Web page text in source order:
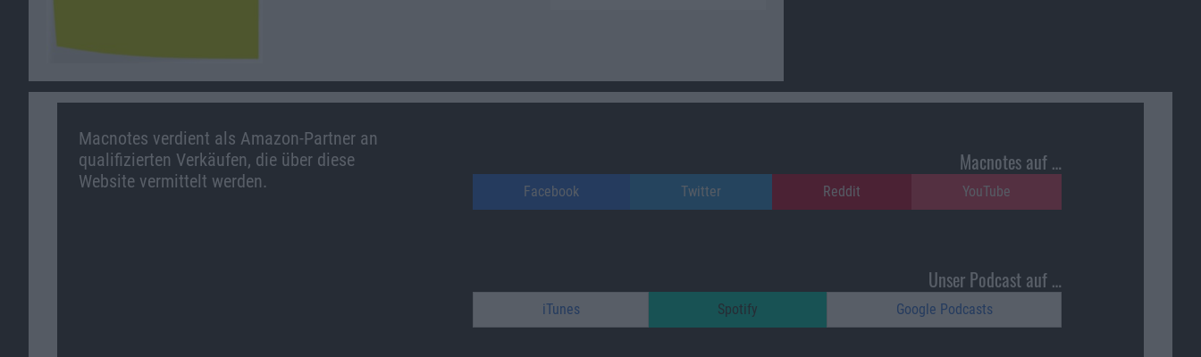
Macnotes verdient als Amazon-Partner an
qualifizierten Verkäufen, die über diese
Website vermittelt werden.
Macnotes auf …
Facebook Twitter Reddit YouTube
Unser Podcast auf …
iTunes Spotify Google Podcasts